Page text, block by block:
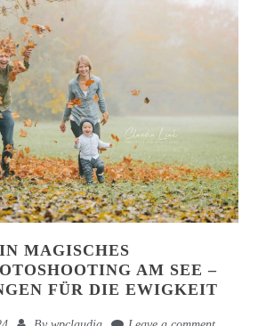
MAGISCHES
AM SEE –
FÜR DIE EWIGKEIT